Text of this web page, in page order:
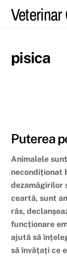
pisica
Puterea
Animalele
necondiționat
dezamăgirilor
ceartă, sunt
râs,
funcționare
ajută să
să învățați ce